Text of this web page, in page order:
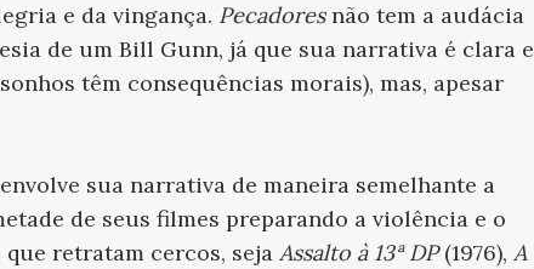
e da vingança. Pecadoresnão tem a audácia
de um Bill Gunn, já que sua narrativa é clara e
têm consequências morais), mas, apesar
sua narrativa de maneira semelhante a
de seus filmes preparando a violência e o
retratam cercos, seja Assalto à 13ª DP(1976), A